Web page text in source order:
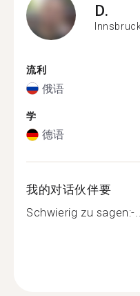
D.
流利
俄语
学
德语
我的对话伙伴要
Schwierig zu sagen:-